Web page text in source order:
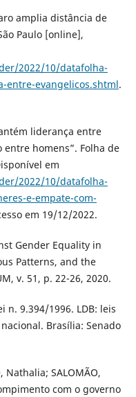
amplia distância de
Paulo [online],
2022/10/datafolha-
entre-evangelicos.shtml.
liderança entre
homens”. Folha de
em
2022/10/datafolha-
e-empate-com-
em 19/12/2022.
Gender Equality in
Patterns, and the
v. 51, p. 22-26, 2020.
n. 9.394/1996. LDB: leis
Brasília: Senado
Nathalia; SALOMÃO,
com o governo